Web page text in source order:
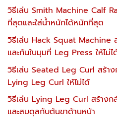
วิธีเล่น Smith Machine Calf
ที่สุดและใส่น้ำหนักได้หนักที่สุด
วิธีเล่น Hack Squat Machine
และก้นในมุมที่ Leg Press ให้ไม่ไ
วิธีเล่น Seated Leg Curl สร้า
Lying Leg Curl ให้ไม่ได้
วิธีเล่น Lying Leg Curl สร้างก
และสมดุลกับต้นขาด้านหน้า